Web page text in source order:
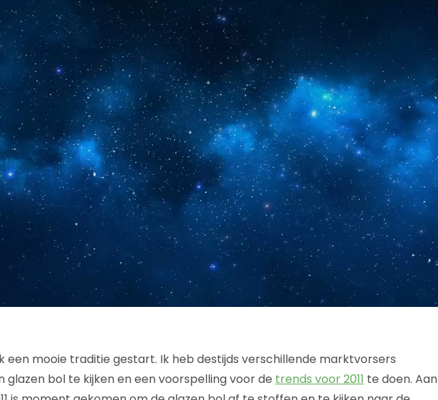
een mooie traditie gestart. Ik heb destijds verschillende marktvorsers
glazen bol te kijken en een voorspelling voor de trends voor 2011 te doen. Aan